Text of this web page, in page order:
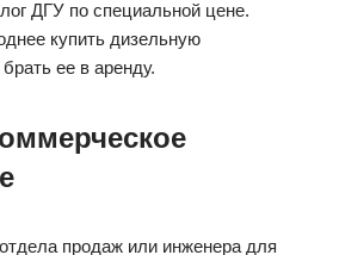
ДГУ по специальной цене.
купить дизельную
ее в аренду.
продаж или инженера для